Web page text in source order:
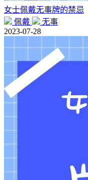
女士佩戴无事牌的禁忌
佩戴
无事
2023-07-28